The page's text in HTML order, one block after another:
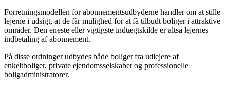
Forretningsmodellen for abonnementsudbyderne handler om at stille
lejerne i udsigt, at de får mulighed for at få tilbudt boliger i attraktive
områder. Den eneste eller vigtigste indtægtskilde er altså lejernes
indbetaling af abonnement.
På disse ordninger udbydes både boliger fra udlejere af
enkeltboliger, private ejendomsselskaber og professionelle
boligadministratorer.